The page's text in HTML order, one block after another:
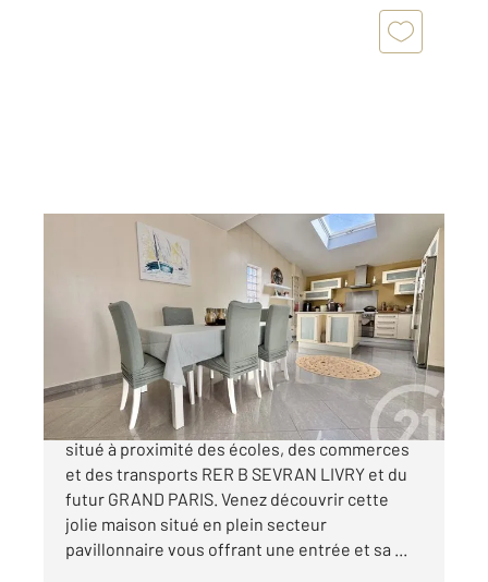
SEVRAN 93
, 5 pièces
Ref : 19525
Maison à vendre
299 900 €
SEVRAN - QUARTIER LES TREFLES Idéalement
situé à proximité des écoles, des commerces
et des transports RER B SEVRAN LIVRY et du
futur GRAND PARIS. Venez découvrir cette
jolie maison situé en plein secteur
pavillonnaire vous offrant une entrée et sa ...